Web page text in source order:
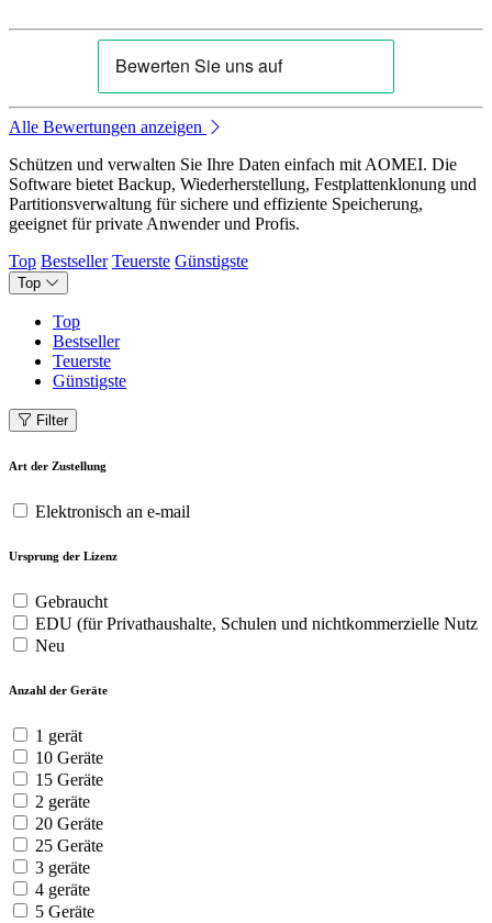
Alle Bewertungen anzeigen
Schützen und verwalten Sie Ihre Daten einfach mit AOMEI. Die
Software bietet Backup, Wiederherstellung, Festplattenklonung und
Partitionsverwaltung für sichere und effiziente Speicherung,
geeignet für private Anwender und Profis.
Top Bestseller Teuerste Günstigste
Top
Top
Bestseller
Teuerste
Günstigste
Filter
Art der Zustellung
Elektronisch an e-mail
Ursprung der Lizenz
Gebraucht
EDU (für Privathaushalte, Schulen und nichtkommerzielle Nutz
Neu
Anzahl der Geräte
1 gerät
10 Geräte
15 Geräte
2 geräte
20 Geräte
25 Geräte
3 geräte
4 geräte
5 Geräte